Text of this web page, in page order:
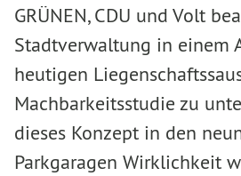
GRÜNEN, CDU und Volt
Stadtverwaltung in einem
heutigen
Machbarkeitsstudie zu
dieses Konzept in den
Parkgaragen Wirklichkeit